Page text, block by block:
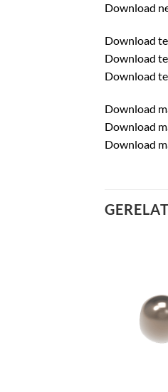
Download
Download
Download
Download
Download
Download
Download